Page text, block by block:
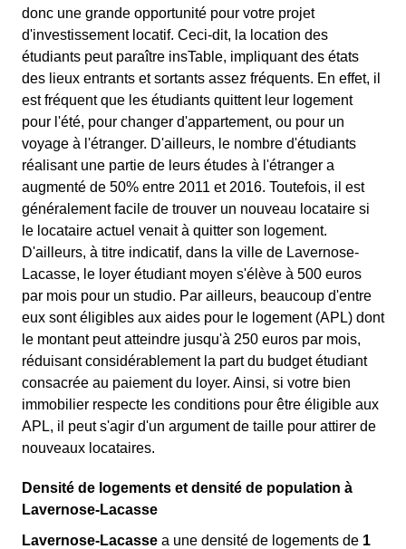
donc une grande opportunité pour votre projet
d'investissement locatif. Ceci-dit, la location des
étudiants peut paraître insTable, impliquant des états
des lieux entrants et sortants assez fréquents. En effet, il
est fréquent que les étudiants quittent leur logement
pour l'été, pour changer d'appartement, ou pour un
voyage à l'étranger. D'ailleurs, le nombre d'étudiants
réalisant une partie de leurs études à l'étranger a
augmenté de 50% entre 2011 et 2016. Toutefois, il est
généralement facile de trouver un nouveau locataire si
le locataire actuel venait à quitter son logement.
D'ailleurs, à titre indicatif, dans la ville de Lavernose-
Lacasse, le loyer étudiant moyen s'élève à 500 euros
par mois pour un studio. Par ailleurs, beaucoup d'entre
eux sont éligibles aux aides pour le logement (APL) dont
le montant peut atteindre jusqu'à 250 euros par mois,
réduisant considérablement la part du budget étudiant
consacrée au paiement du loyer. Ainsi, si votre bien
immobilier respecte les conditions pour être éligible aux
APL, il peut s'agir d'un argument de taille pour attirer de
nouveaux locataires.
Densité de logements et densité de population à
Lavernose-Lacasse
Lavernose-Lacasse a une densité de logements de 1